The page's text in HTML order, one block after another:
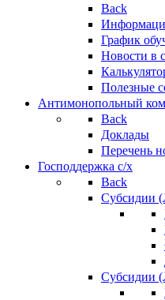
Back
График
Новости в
Полезные
Антимонопольный
Back
Доклады
Перечень
Господдержка с/х
Back
Субсидии
Субсидии